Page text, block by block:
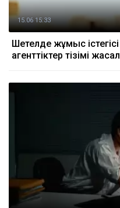
15.06 15:33
Шетелде жұмыс
агенттіктер тізімі